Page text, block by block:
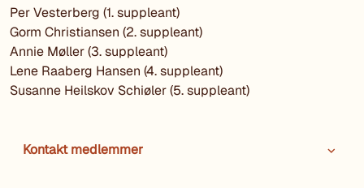
Per Vesterberg (1. suppleant)
Gorm Christiansen (2. suppleant)
Annie Møller (3. suppleant)
Lene Raaberg Hansen (4. suppleant)
Susanne Heilskov Schiøler (5. suppleant)
Kontakt medlemmer